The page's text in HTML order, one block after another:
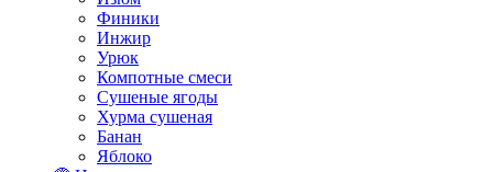
Финики
Инжир
Урюк
Компотные смеси
Сушеные ягоды
Хурма сушеная
Банан
Яблоко